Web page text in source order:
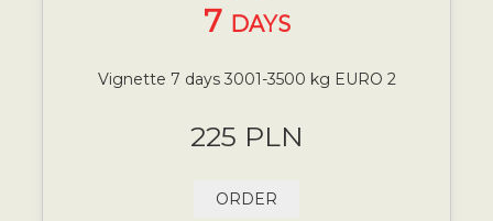
7 DAYS
Vignette 7 days 3001-3500 kg EURO 2
225 PLN
ORDER